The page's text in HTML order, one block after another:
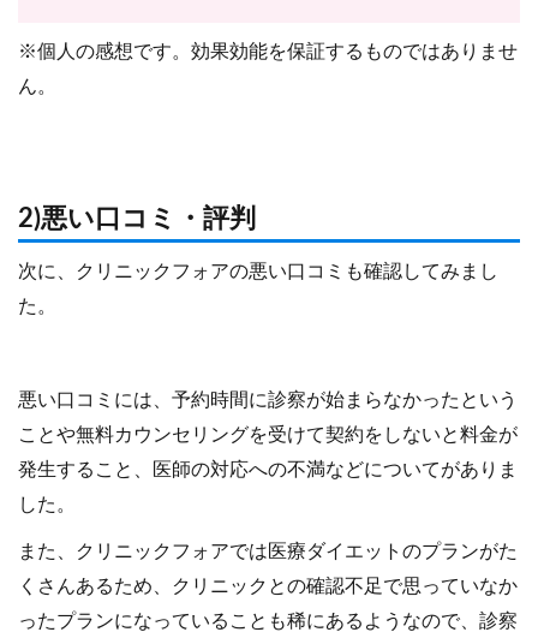
※個人の感想です。効果効能を保証するものではありませ
ん。
2)悪い口コミ・評判
次に、クリニックフォアの悪い口コミも確認してみまし
た。
悪い口コミには、予約時間に診察が始まらなかったという
ことや無料カウンセリングを受けて契約をしないと料金が
発生すること、医師の対応への不満などについてがありま
した。
また、クリニックフォアでは医療ダイエットのプランがた
くさんあるため、クリニックとの確認不足で思っていなか
ったプランになっていることも稀にあるようなので、診察